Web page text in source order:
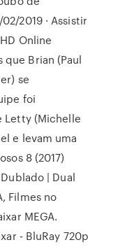
2019 · Assistir
Online
Brian (Paul
se
foi
Letty (Michelle
e levam uma
8 (2017)
| Dual
Filmes no
MEGA.
- BluRay 720p